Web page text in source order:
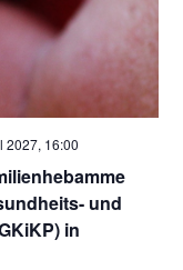
und
in
2027, 16:00